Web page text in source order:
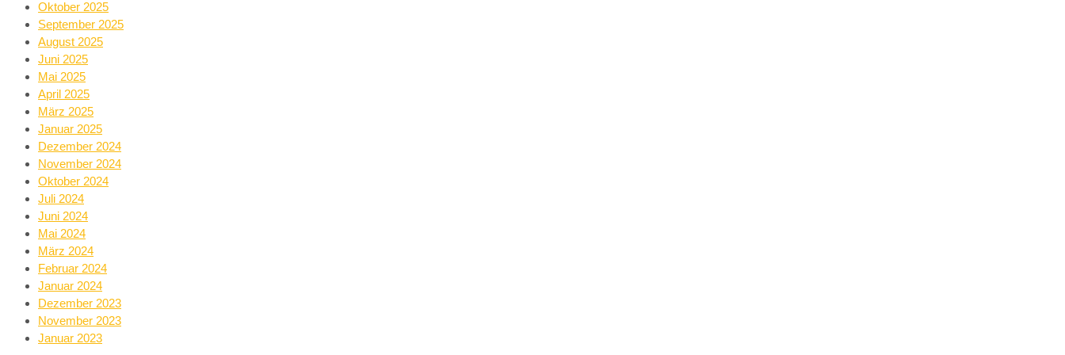
Oktober 2025
September 2025
August 2025
Juni 2025
Mai 2025
April 2025
März 2025
Januar 2025
Dezember 2024
November 2024
Oktober 2024
Juli 2024
Juni 2024
Mai 2024
März 2024
Februar 2024
Januar 2024
Dezember 2023
November 2023
Januar 2023